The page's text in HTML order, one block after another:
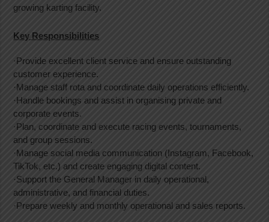
growing karting facility.
Key Responsibilities
·Provide excellent client service and ensure outstanding
customer experience.
·Manage staff rota and coordinate daily operations efficiently.
·Handle bookings and assist in organising private and
corporate events.
·Plan, coordinate and execute racing events, tournaments,
and group sessions.
·Manage social media communication (Instagram, Facebook,
TikTok, etc.) and create engaging digital content.
·Support the General Manager in daily operational,
administrative, and financial duties.
·Prepare weekly and monthly operational and sales reports.